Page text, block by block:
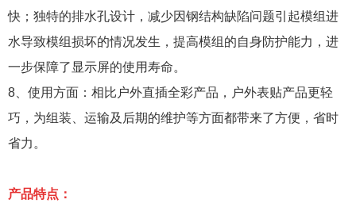
快；独特的排水孔设计，减少因钢结构缺陷问题引起模组进
水导致模组损坏的情况发生，提高模组的自身防护能力，进
一步保障了显示屏的使用寿命。
8 、使用方面：相比户外直插全彩产品，户外表贴产品更轻
巧，为组装、运输及后期的维护等方面都带来了方便，省时
省力。
产品特点：